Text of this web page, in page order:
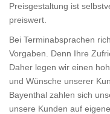
Preisgestaltung ist
preiswert.
Bei Terminabsprachen
Vorgaben. Denn Ihre
Daher legen wir einen
und Wünsche unserer
Bayenthal zahlen sich
unsere Kunden auf